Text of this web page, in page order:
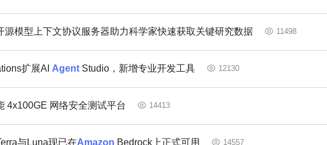
源模型上下文协议服务器助力科学家快速获取关键研究数据 11498
扩展AI AgentStudio，新增专业开发工具 12130
4x100GE 网络安全测试平台 14413
与Luna现已在Amazon Bedrock上正式可用 14557